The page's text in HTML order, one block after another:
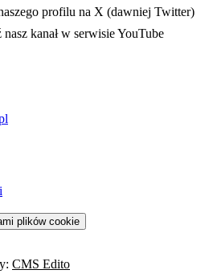
karcie profilu na X (dawniej Twitter)
się w nowej karcie
kanał w serwisie YouTube
plików cookie
CMS Edito